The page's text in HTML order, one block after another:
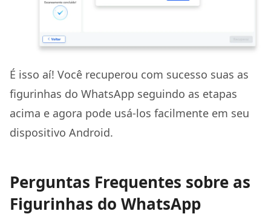
É isso aí! Você recuperou com sucesso suas as
figurinhas do WhatsApp seguindo as etapas
acima e agora pode usá-los facilmente em seu
dispositivo Android.
Perguntas Frequentes sobre as
Figurinhas do WhatsApp